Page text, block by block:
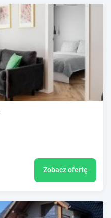
Zobacz ofertę